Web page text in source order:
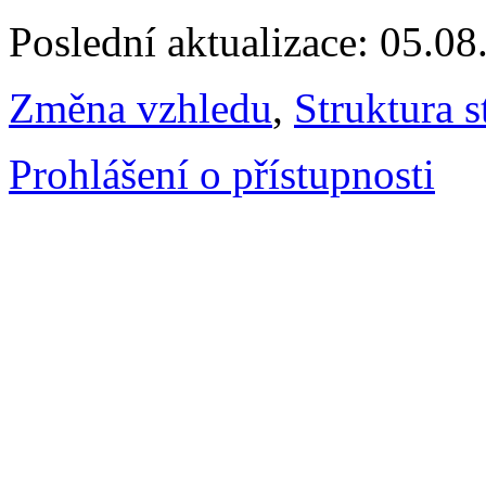
Poslední aktualizace:
Změna vzhledu, Struktura
Prohlášení o přístupnosti